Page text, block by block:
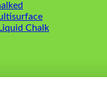
Chalk